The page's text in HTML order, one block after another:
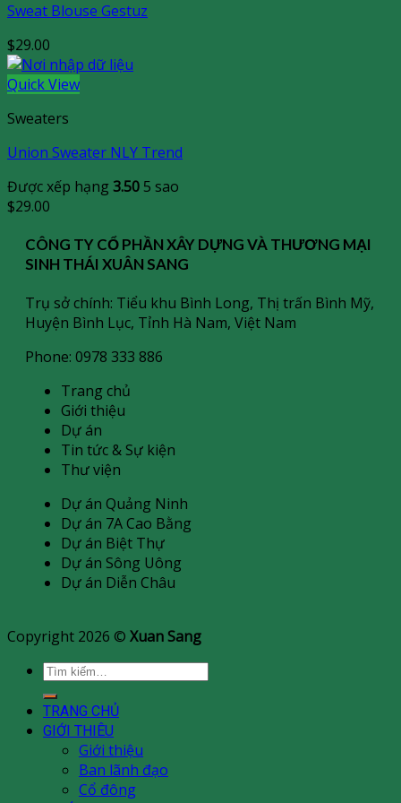
Sweat Blouse Gestuz
$29.00
Quick View
Sweaters
Union Sweater NLY Trend
Được xếp hạng 3.505 sao
$29.00
CÔNG TY CỔ PHẦN XÂY DỰNG VÀ THƯƠNG MẠI
SINH THÁI XUÂN SANG
Trụ sở chính: Tiểu khu Bình Long, Thị trấn Bình Mỹ,
Huyện Bình Lục, Tỉnh Hà Nam, Việt Nam
Phone: 0978 333 886
Trang chủ
Giới thiệu
Dự án
Tin tức & Sự kiện
Thư viện
Dự án Quảng Ninh
Dự án 7A Cao Bằng
Dự án Biệt Thự
Dự án Sông Uông
Dự án Diễn Châu
Copyright 2026 © Xuan Sang
Tìm
kiếm:
TRANG CHỦ
GIỚI THIÊU
Giới thiệu
Ban lãnh đạo
Cổ đông